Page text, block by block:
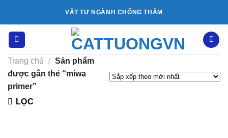
nội
dung
VẬT TƯ NGÀNH CHỐNG THẤM
Trang chủ / Sản phẩm
được gắn thẻ “miwa
primer”
LỌC